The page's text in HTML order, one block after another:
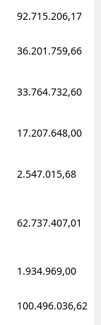
92.715.206,17
36.201.759,66
33.764.732,60
17.207.648,00
2.547.015,68
62.737.407,01
1.934.969,00
100.496.036,62